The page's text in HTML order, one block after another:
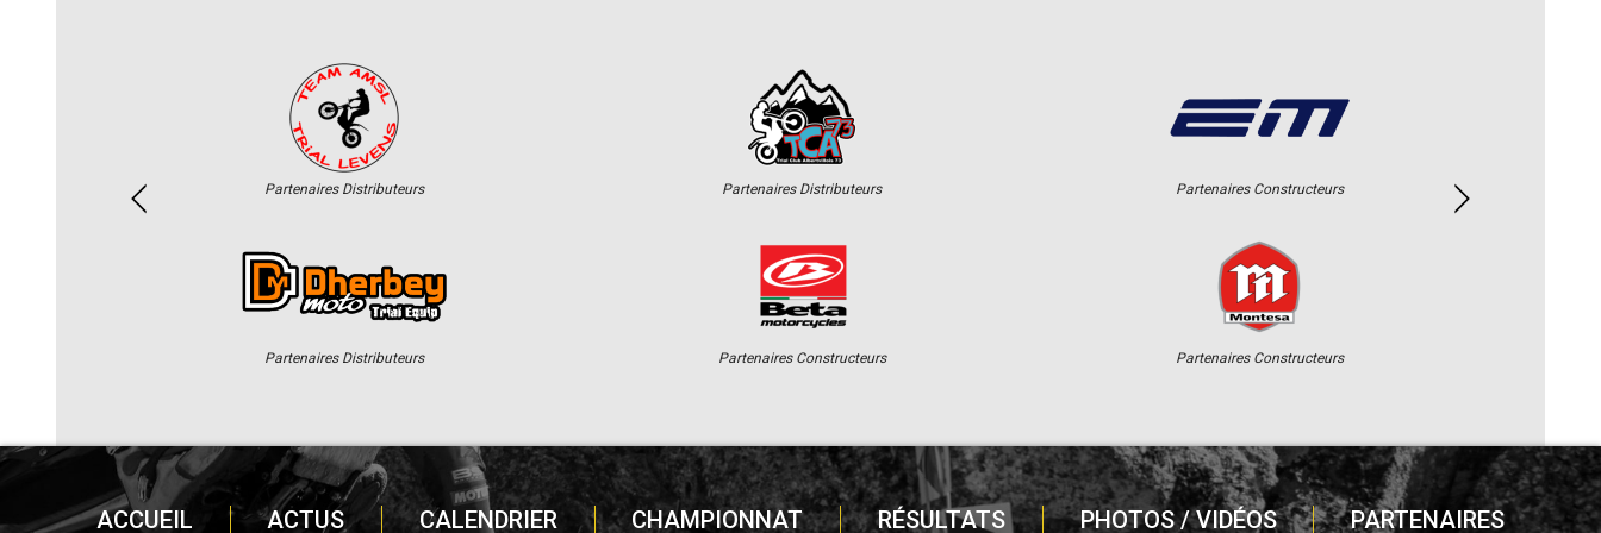
Partenaires Distributeurs
Partenaires Distributeurs
Partenaires Distributeurs
Partenaires Constructeurs
Partenaires Constructeurs
Partenaires Constructeurs
ACCUEIL ACTUS CALENDRIER CHAMPIONNAT RÉSULTATS PHOTOS / VIDÉOS PARTENAIRES